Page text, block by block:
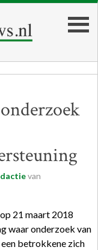
van
21 maart 2018
waar onderzoek van
betrokkene zich